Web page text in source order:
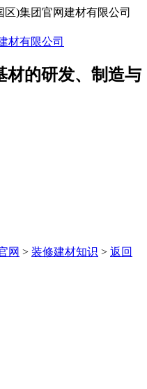
)集团官网建材有限公司
材的研发、制造与
网 > 装修建材知识 > 返回